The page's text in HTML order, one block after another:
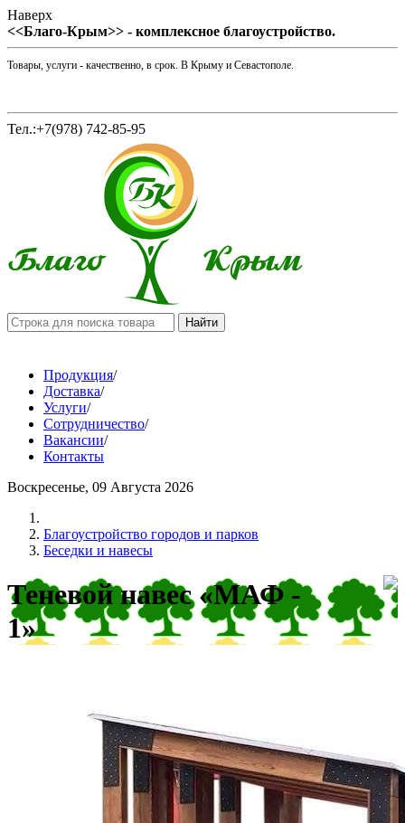
Наверх
<<Благо-Крым>> - комплексное благоустройство.
Товары, услуги - качественно, в срок. В Крыму и Севастополе.
Тел.:+7(978) 742-85-95
Продукция/
Доставка/
Услуги/
Сотрудничество/
Вакансии/
Контакты
Воскресенье, 09 Августа 2026
Благоустройство городов и парков
Беседки и навесы
Теневой навес «МАФ -
1»